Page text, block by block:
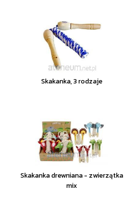
Skakanka, 3 rodzaje
Skakanka drewniana - zwierzątka
mix